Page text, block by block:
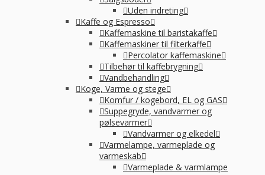
Uden indreting
Kaffe og Espresso
Kaffemaskine til baristakaffe
Kaffemaskiner til filterkaffe
Percolator kaffemaskine
Tilbehør til kaffebrygning
Vandbehandling
Koge, Varme og stege
Komfur / kogebord, EL og GAS
Suppegryde, vandvarmer og
pølsevarmer
Vandvarmer og elkedel
Varmelampe, varmeplade og
varmeskab
Varmeplade & varmlampe